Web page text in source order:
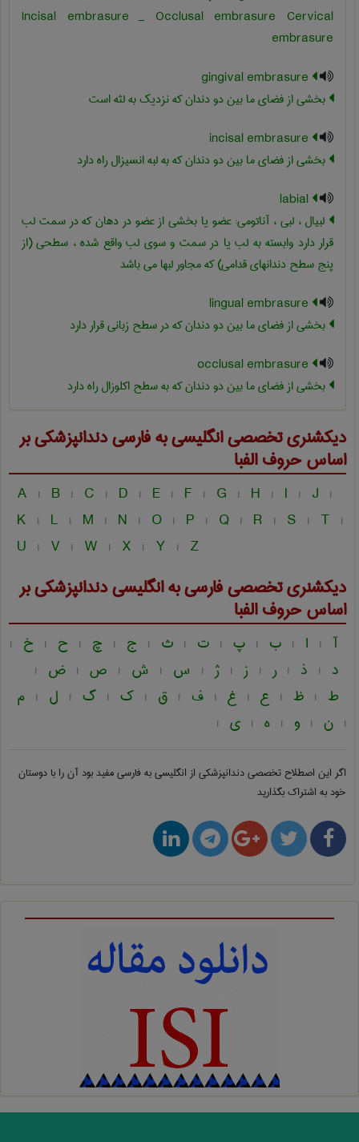
Incisal embrasure _ Occlusal embrasure Cervical
embrasure
بخشی از فضای ما بین دو دندان که نزدیک به لثه است
بخشی از فضای ما بین دو دندان که به لبه انسیزال راه دارد
لبیال ، لبی ، آناتومی: عضو یا بخشی از عضو در دهان که در سمت لب
قرار دارد وابسته به لب یا در سمت و سوی لب واقع شده ، سطحی (از
پنج سطح دندانهای قدامی) که مجاور لبها می باشد
بخشی از فضای ما بین دو دندان که در سطح زبانی قرار دارد
بخشی از فضای ما بین دو دندان که به سطح اکلوزال راه دارد
دیکشنری تخصصی انگلیسی به فارسیدندانپزشكیبر
اساس حروف الفبا
A | B | C | D | E | F | G | H | I | J |
K | L | M | N | O | P | Q | R | S | T |
U | V | W | X | Y | Z
دیکشنری تخصصی فارسی به انگلیسیدندانپزشكیبر
اساس حروف الفبا
آ | ا | ب | پ | ت | ث | ج | چ | ح | خ |
د | ذ | ر | ز | ژ | س | ش | ص | ض |
ط | ظ | ع | غ | ف | ق | ک | گ | ل | م
| ن | و | ه | ی |
اگر این اصطلاح تخصصیدندانپزشكی از انگلیسی به فارسیمفید بود آن را با دوستان
خود به اشتراک بگذارید